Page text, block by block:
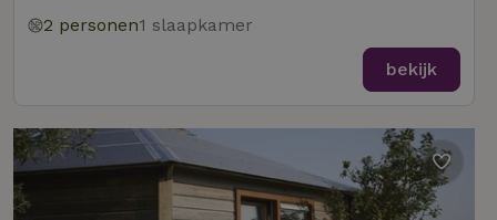
2 personen1 slaapkamer
bekijk